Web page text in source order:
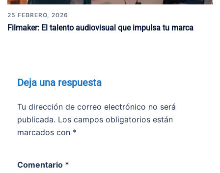
25 FEBRERO, 2026
Filmaker: El talento audiovisual que impulsa tu marca
Deja una respuesta
Tu dirección de correo electrónico no será
publicada. Los campos obligatorios están
marcados con *
Comentario *